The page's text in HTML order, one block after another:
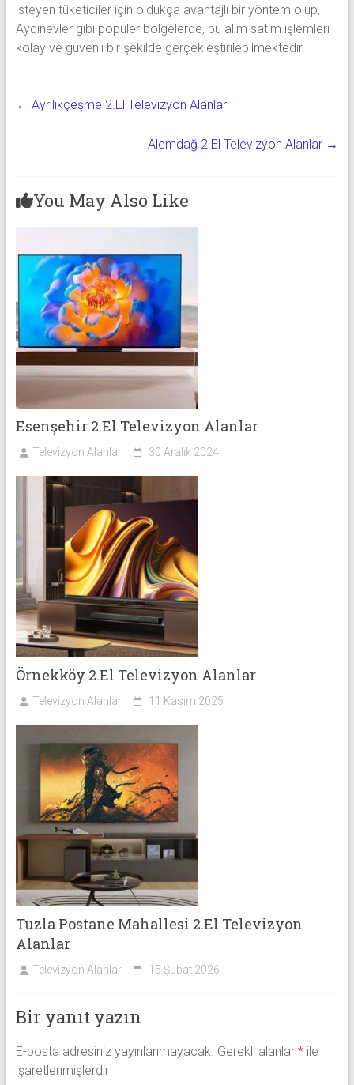
isteyen tüketiciler için oldukça avantajlı bir yöntem olup,
Aydınevler gibi popüler bölgelerde, bu alım satım işlemleri
kolay ve güvenli bir şekilde gerçekleştirilebilmektedir.
← Ayrılıkçeşme 2.El Televizyon Alanlar
Alemdağ 2.El Televizyon Alanlar →
You May Also Like
Esenşehir 2.El Televizyon Alanlar
Televizyon Alanlar 30 Aralık 2024
Örnekköy 2.El Televizyon Alanlar
Televizyon Alanlar 11 Kasım 2025
Tuzla Postane Mahallesi 2.El Televizyon
Alanlar
Televizyon Alanlar 15 Şubat 2026
Bir yanıt yazın
E-posta adresiniz yayınlanmayacak. Gerekli alanlar *ile
işaretlenmişlerdir